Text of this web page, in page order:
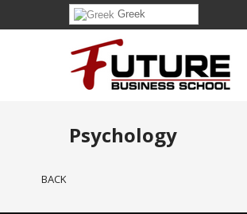
Greek
Psychology
BACK